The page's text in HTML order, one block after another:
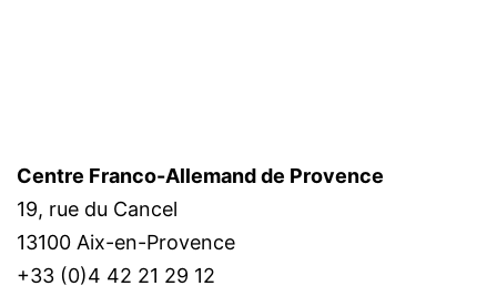
Centre Franco-Allemand de Provence
19, rue du Cancel
13100 Aix-en-Provence
+33 (0)4 42 21 29 12